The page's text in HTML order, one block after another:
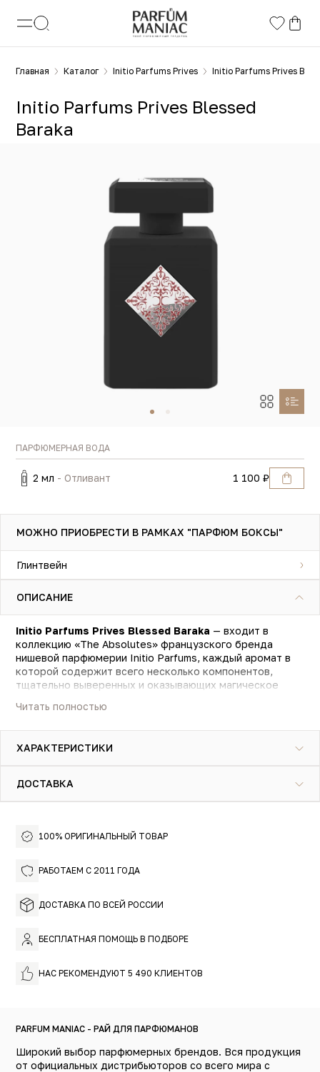
Главная Каталог Initio Parfums Prives Initio Parfums Prives
100% ОРИГИНАЛЬНЫЙ ТОВАР
РАБОТАЕМ С 2011 ГОДА
ДОСТАВКА ПО ВСЕЙ РОССИИ
БЕСПЛАТНАЯ ПОМОЩЬ В ПОДБОРЕ
НАС РЕКОМЕНДУЮТ 5 490 КЛИЕНТОВ
PARFUM MANIAC - РАЙ ДЛЯ ПАРФЮМАНОВ
Широкий выбор парфюмерных брендов. Вся продукция
от официальных дистрибьюторов со всего мира с
Initio Parfums Prives Blessed
Baraka
ПАРФЮМЕРНАЯ ВОДА
2 мл - Отливант 1 100 ₽
МОЖНО ПРИОБРЕСТИ В РАМКАХ "ПАРФЮМ БОКСЫ"
Глинтвейн
ОПИСАНИЕ
Initio Parfums Prives Blessed Baraka — входит в
коллекцию «The Absolutes» французского бренда
нишевой парфюмерии Initio Parfums, каждый аромат в
которой содержит всего несколько компонентов,
тщательно выверенных и оказывающих магическое
тёплый и уютный. Смолистость сандалового дерева,
сочетаются с большим благоухающим букетом белых
цветов.
для мужчин и женщин. Мистический и загадочный,
придающий его обладателю притягательную ауру. Он
выделяться и обращать на себя внимание.
Читать полностью
ХАРАКТЕРИСТИКИ
ДОСТАВКА